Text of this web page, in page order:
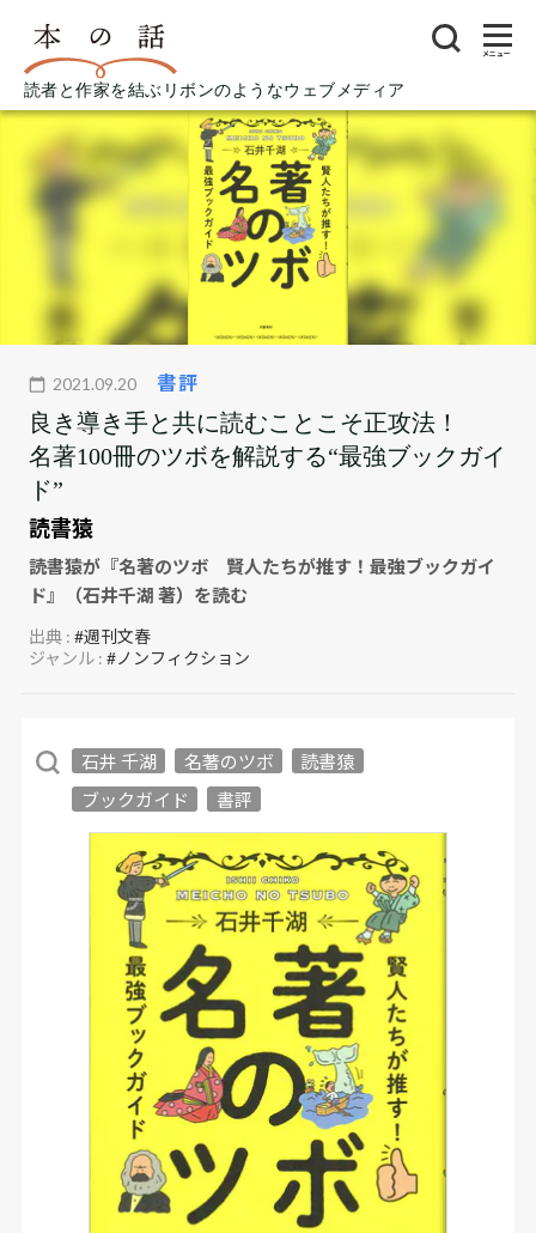
読者と作家を結ぶリボンのようなウェブメディア
メニュー
2021.09.20 書評
良き導き手と共に読むことこそ正攻法！
名著100冊のツボを解説する“最強ブックガイ
ド”
読書猿
読書猿が『名著のツボ 賢人たちが推す！最強ブックガイ
ド』（石井千湖 著）を読む
出典 :#週刊文春
ジャンル :#ノンフィクション
石井 千湖 名著のツボ
読書猿
ブックガイド
書評